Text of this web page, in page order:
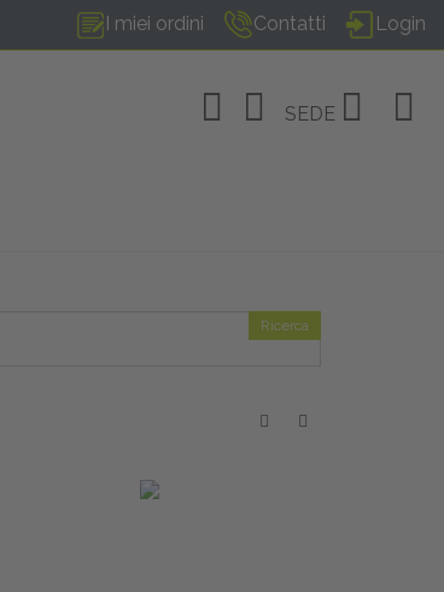
I miei ordini Contatti Login
SEDE
Ricerca